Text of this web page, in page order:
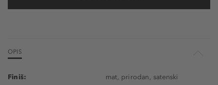
OPIS
Finiš:
mat, prirodan, satenski